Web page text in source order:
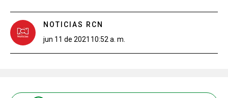
NOTICIAS RCN
jun 11 de 2021 10:52 a. m.